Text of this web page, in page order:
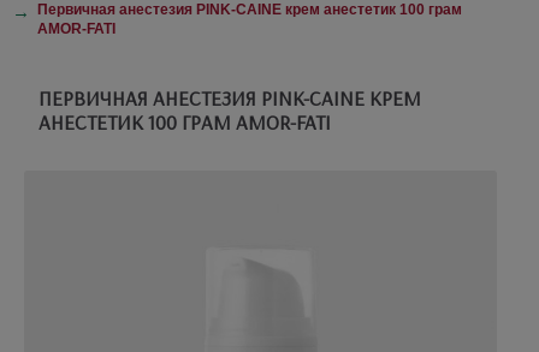
Первичная анестезия PINK-CAINE крем анестетик 100 грам
AMOR-FATI
ПЕРВИЧНАЯ АНЕСТЕЗИЯ PINK-CAINE КРЕМ
АНЕСТЕТИК 100 ГРАМ AMOR-FATI